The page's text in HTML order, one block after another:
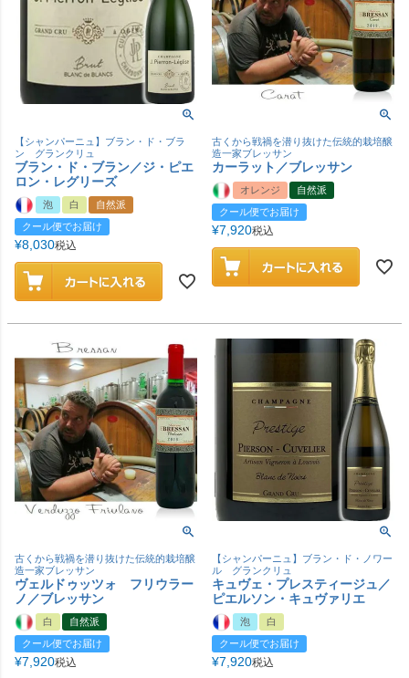
【シャンパーニュ】ブラン・ド・ブラ
ン グランクリュ
ブラン・ド・ブラン／ジ・ピエ
ロン・レグリーズ
泡 白
自然派
クール便でお届け
¥8,030税込
古くから戦禍を潜り抜けた伝統的栽培醸
造一家ブレッサン
カーラット／ブレッサン
オレンジ
自然派
クール便でお届け
¥7,920税込
古くから戦禍を潜り抜けた伝統的栽培醸
造一家ブレッサン
ヴェルドゥッツォ フリウラー
ノ／ブレッサン
白
自然派
クール便でお届け
¥7,920税込
【シャンパーニュ】ブラン・ド・ノワー
ル グランクリュ
キュヴェ・プレスティージュ／
ピエルソン・キュヴァリエ
泡
白
クール便でお届け
¥7,920税込